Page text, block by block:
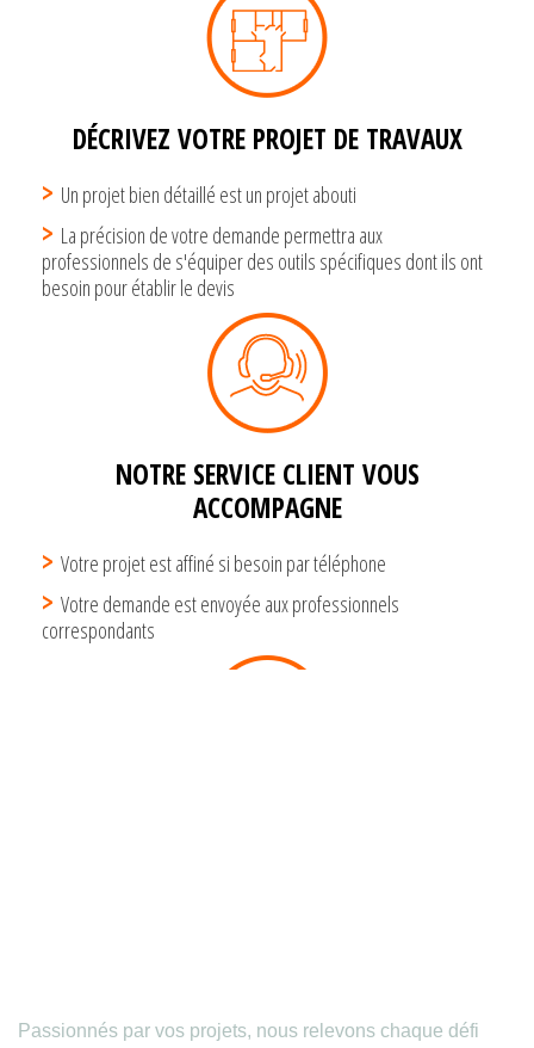
Passionnés par vos projets, nous relevons chaque défi